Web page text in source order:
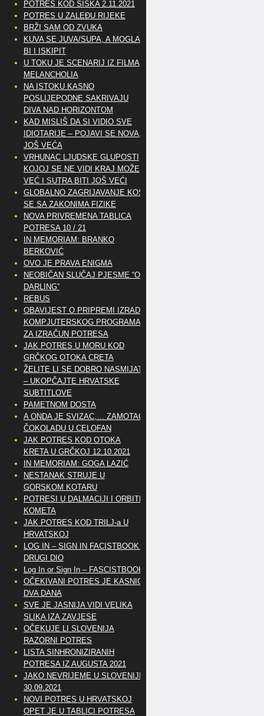
POTRES KOD SISKA 2.11.2021
POTRES U ZALEĐU RIJEKE
BRŽI SAM OD ZVUKA
KUVA SE JUVA/SUPA, A MOGLA
BI I ISKIPIT
U TOKU JE SCENARIJ IZ FILMA
MELANCHOLIA
NA ISTOKU KASNO
POSLIJEPODNE SAKRIVAJU
DIVA NAD HORIZONTOM
KAD MISLIŠ DA SI VIDIO SVE
IDIOTARIJE – POJAVI SE NOVA,..
JOŠ VEĆA
VRHUNAC LJUDSKE GLUPOSTI
KOJOJ SE NE VIDI KRAJ MOŽE
VEĆ I SUTRA BITI JOŠ VEĆI
GLOBALNO ZAGRIJAVANJE KOSI
SE SA ZAKONIMA FIZIKE
NOVA PRIVREMENA TABLICA
POTRESA 10 / 21
IN MEMORIAM: BRANKO
BERKOVIĆ
OVO JE PRAVA ENIGMA
NEOBIČAN SLUČAJ PJESME “OH
DARLING”
REBUS
OBAVIJEST O PRIPREMI IZRADE
KOMPJUTERSKOG PROGRAMA
ZA IZRAČUN POTRESA
JAK POTRES U MORU KOD
GRČKOG OTOKA CRETA
ŽELITE LI SE DOBRO NASMIJATI
– UKOPČAJTE HRVATSKE
SUBTITLOVE
PAMETNOM DOSTA
A ONDA JE SVIZAC,… ZAMOTAO
ČOKOLADU U CELOFAN
JAK POTRES KOD OTOKA
KRETA U GRČKOJ 12.10.2021
IN MEMORIAM: GOGA LAZIĆ
NESTANAK STRUJE U
GORSKOM KOTARU
POTRESI U DALMACIJI I ORBITE
KOMETA
JAK POTRES KOD TRILJ-a U
HRVATSKOJ
LOG IN – SIGN IN FACISTBOOK –
DRUGI DIO
Log In or Sign In – FASCISTBOOK
OČEKIVANI POTRES JE KASNIO
DVA DANA
SVE JE JASNIJA VIDI VELIKA
SLIKA IZA ZAVJESE
OČEKUJE LI SLOVENIJA
RAZORNI POTRES
LISTA SINHRONIZIRANIH
POTRESA IZ AUGUSTA 2021
JAKO NEVRIJEME U SLOVENIJI
30.09.2021
NOVI POTRES U HRVATSKOJ
OPET JE U TABLICI POTRESA